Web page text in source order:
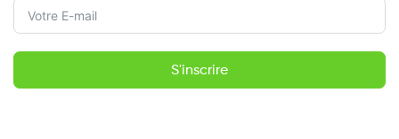
S'inscrire